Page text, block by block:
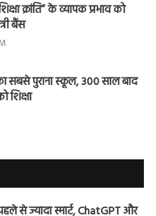
क्रांति” के व्यापक प्रभाव को
बैंस
सबसे पुराना स्कूल, 300 साल बाद
शिक्षा
से ज्यादा स्मार्ट, ChatGPT और